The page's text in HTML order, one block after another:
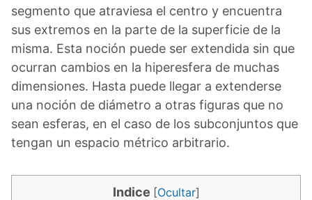
segmento que atraviesa el centro y encuentra
sus extremos en la parte de la superficie de la
misma. Esta noción puede ser extendida sin que
ocurran cambios en la hiperesfera de muchas
dimensiones. Hasta puede llegar a extenderse
una noción de diámetro a otras figuras que no
sean esferas, en el caso de los subconjuntos que
tengan un espacio métrico arbitrario.
Indice [Ocultar]